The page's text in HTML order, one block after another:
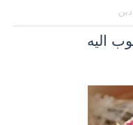
دين
اليه